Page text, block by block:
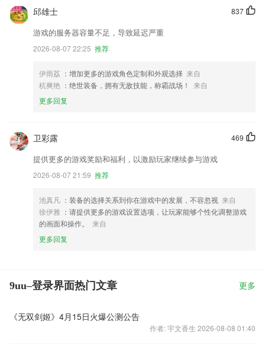
837
邱雄士
游戏的服务器容量不足，导致延迟严重
2026-08-07 22:25 推荐
伊雨荔 ：增加更多的游戏角色定制和外观选择 来自
杭爽艳 ：绝世装备，拥有无敌技能，称霸战场！
来自
更多回复
469
卫彩露
提供更多的游戏奖励和福利，以激励玩家继续参与游戏
2026-08-07 21:59 推荐
池真凡 ：装备的选择关系到你在游戏中的发展，不容忽视 来自
徐伊雅 ：请提供更多的游戏设置选项，让玩家能够个性化调整游戏
的画面和操作。
来自
更多回复
9uu–登录界面热门文章 更多
《无双剑姬》4月15日火爆公测公告
作者: 宇文香生 2026-08-08 01:40